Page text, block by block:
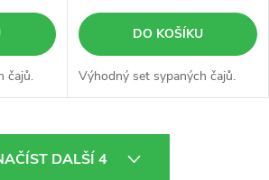
čajů.
DO KOŠÍKU
Výhodný set sypaných čajů.
DALŠÍ 4